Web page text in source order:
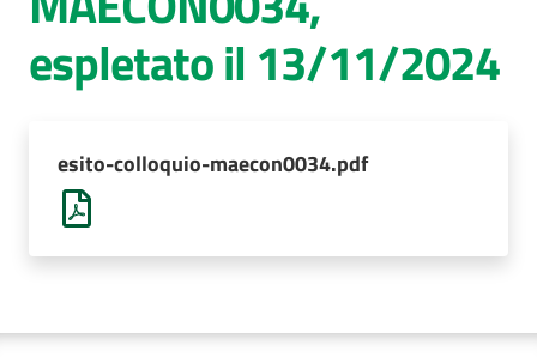
espletato il 13/11/2024
esito-colloquio-maecon0034.pdf